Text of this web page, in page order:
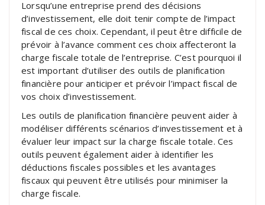
Lorsqu’une entreprise prend des décisions
d’investissement, elle doit tenir compte de l’impact
fiscal de ces choix. Cependant, il peut être difficile de
prévoir à l’avance comment ces choix affecteront la
charge fiscale totale de l’entreprise. C’est pourquoi il
est important d’utiliser des outils de planification
financière pour anticiper et prévoir l’impact fiscal de
vos choix d’investissement.
Les outils de planification financière peuvent aider à
modéliser différents scénarios d’investissement et à
évaluer leur impact sur la charge fiscale totale. Ces
outils peuvent également aider à identifier les
déductions fiscales possibles et les avantages
fiscaux qui peuvent être utilisés pour minimiser la
charge fiscale.